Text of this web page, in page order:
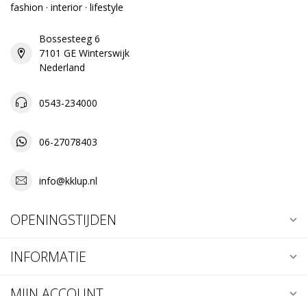
fashion · interior · lifestyle
Bossesteeg 6
7101 GE Winterswijk
Nederland
0543-234000
06-27078403
info@kklup.nl
OPENINGSTIJDEN
INFORMATIE